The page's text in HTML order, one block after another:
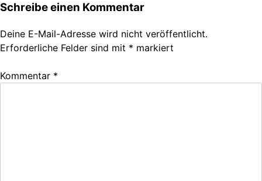
Schreibe einen Kommentar
Deine E-Mail-Adresse wird nicht veröffentlicht.
Erforderliche Felder sind mit * markiert
Kommentar *